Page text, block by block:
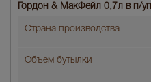
Гордон & МакФейл 0,7л в п/уп
Страна производства
Объем бутылки